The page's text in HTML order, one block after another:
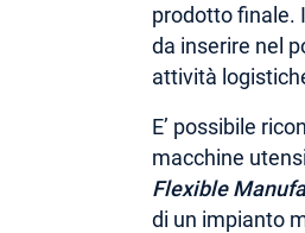
prodotto finale.
da inserire nel
attività
E’ possibile
macchine
Flexible
di un impianto